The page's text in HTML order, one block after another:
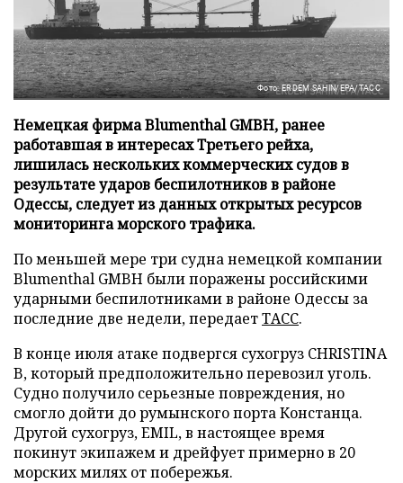
Фото: ERDEM SAHIN/EPA/ТАСС
Немецкая фирма Blumenthal GMBH, ранее
работавшая в интересах Третьего рейха,
лишилась нескольких коммерческих судов в
результате ударов беспилотников в районе
Одессы, следует из данных открытых ресурсов
мониторинга морского трафика.
По меньшей мере три судна немецкой компании
Blumenthal GMBH были поражены российскими
ударными беспилотниками в районе Одессы за
последние две недели, передаетТАСС.
В конце июля атаке подвергся сухогруз CHRISTINA
B, который предположительно перевозил уголь.
Судно получило серьезные повреждения, но
смогло дойти до румынского порта Констанца.
Другой сухогруз, EMIL, в настоящее время
покинут экипажем и дрейфует примерно в 20
морских милях от побережья.